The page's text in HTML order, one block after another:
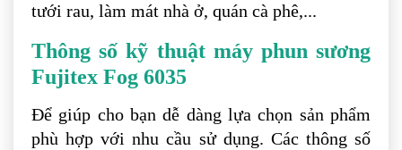
tưới rau, làm mát nhà ở, quán cà phê,...
Thông số kỹ thuật máy phun sương
Fujitex Fog 6035
Để giúp cho bạn dễ dàng lựa chọn sản phẩm
phù hợp với nhu cầu sử dụng. Các thông số